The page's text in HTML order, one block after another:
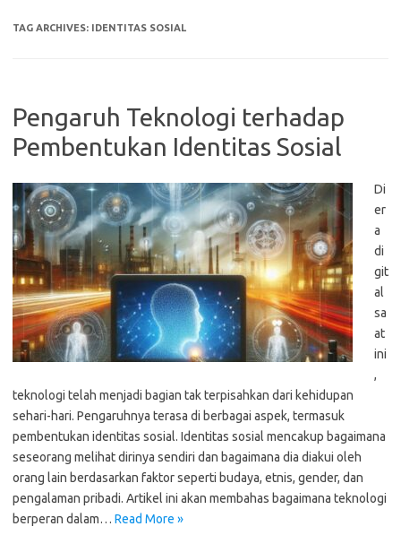
TAG ARCHIVES: IDENTITAS SOSIAL
Pengaruh Teknologi terhadap
Pembentukan Identitas Sosial
Di
er
a
di
git
al
sa
at
ini
,
teknologi telah menjadi bagian tak terpisahkan dari kehidupan
sehari-hari. Pengaruhnya terasa di berbagai aspek, termasuk
pembentukan identitas sosial. Identitas sosial mencakup bagaimana
seseorang melihat dirinya sendiri dan bagaimana dia diakui oleh
orang lain berdasarkan faktor seperti budaya, etnis, gender, dan
pengalaman pribadi. Artikel ini akan membahas bagaimana teknologi
berperan dalam… Read More »